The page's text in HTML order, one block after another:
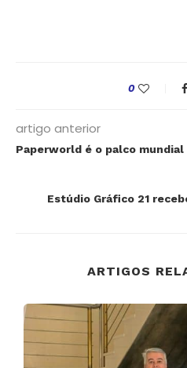
0
artigo anterior
Paperworld é o palco mundial
Estúdio Gráfico 21
ARTIGOS